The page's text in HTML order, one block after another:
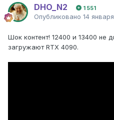
DHO_N2 1 551
Опубликовано 14
Шок контент! 12400 и 13400 не
загружают RTX 4090.